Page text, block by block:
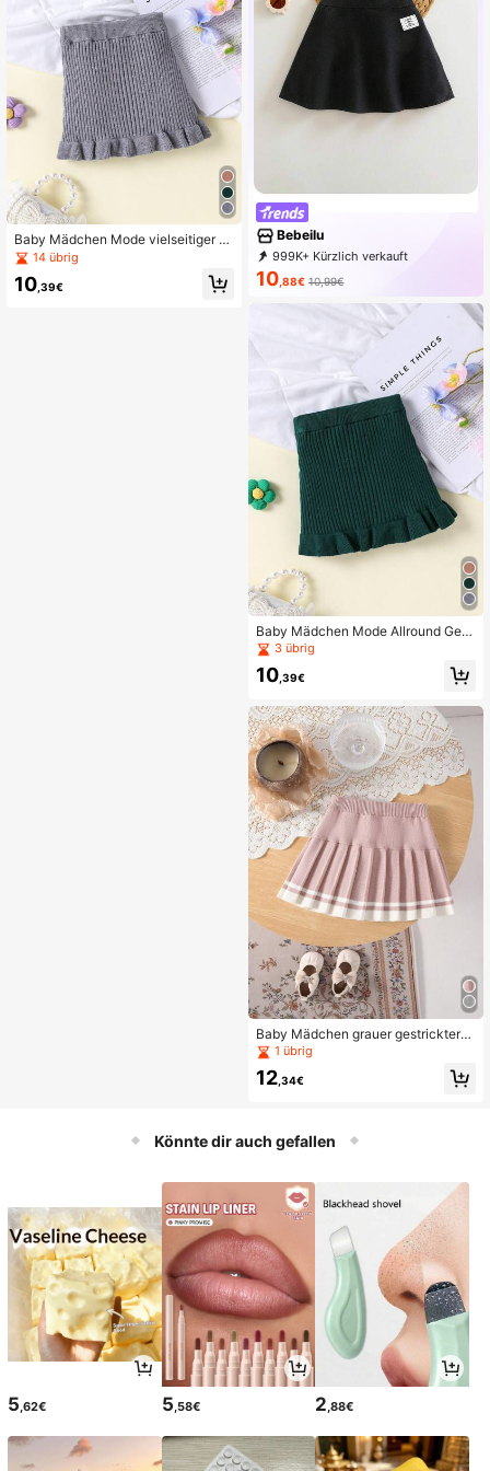
Baby Mädchen Mode vielseitiger sü
ßer Rüschen-Saum Strick-Rock
14 übrig
10 ,39€
Bebeilu
999K+ Kürzlich verkauft
999K+ Erneut kaufen
504K Follower
10 ,88€ 10,99€
Baby Mädchen Mode Allround Gest
ricktes Kleid
3 übrig
10 ,39€
Baby Mädchen grauer gestrickter
Minirock, elegant und modisch, viel
seitig einsetzbar für Zuhause, Alltag
stragen, Ausgehen, Herbst/Winter
1 übrig
12 ,34€
Könnte dir auch gefallen
5,62€ 5,58€ 2,88€